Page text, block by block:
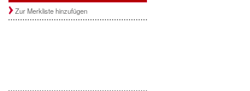
Zur Merkliste hinzufügen